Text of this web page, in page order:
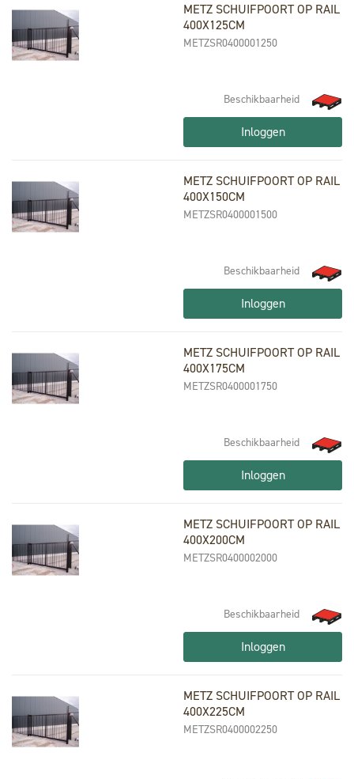
METZ SCHUIFPOORT OP RAIL
400X125CM
METZSR0400001250
Beschikbaarheid
Inloggen
METZ SCHUIFPOORT OP RAIL
400X150CM
METZSR0400001500
Beschikbaarheid
Inloggen
METZ SCHUIFPOORT OP RAIL
400X175CM
METZSR0400001750
Beschikbaarheid
Inloggen
METZ SCHUIFPOORT OP RAIL
400X200CM
METZSR0400002000
Beschikbaarheid
Inloggen
METZ SCHUIFPOORT OP RAIL
400X225CM
METZSR0400002250